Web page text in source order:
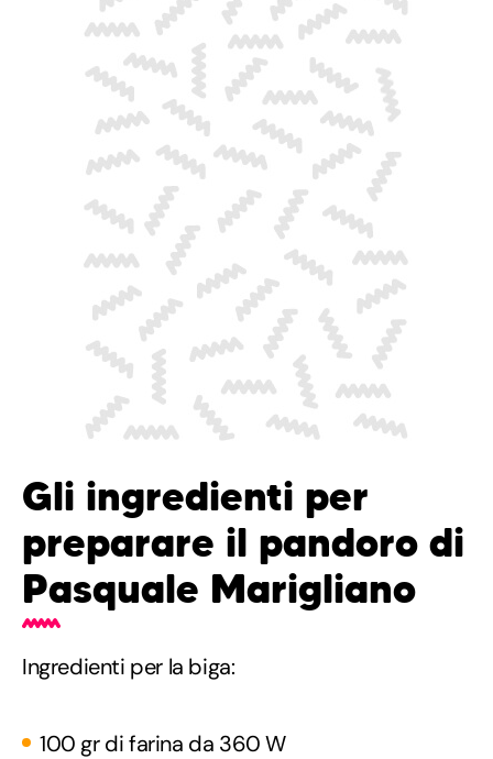
Gli ingredienti per
preparare il pandoro di
Pasquale Marigliano
Ingredienti per la biga:
100 gr di farina da 360 W